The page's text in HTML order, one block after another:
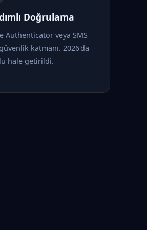
Doğrulama
Authenticator veya SMS
katmanı. 2026'da
hale getirildi.